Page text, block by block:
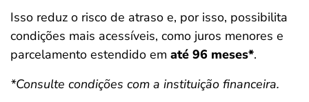
Isso reduz o risco de atraso e, por isso, possibilita
condições mais acessíveis, como juros menores e
parcelamento estendido em até 96 meses*.
*Consulte condições com a instituição financeira.